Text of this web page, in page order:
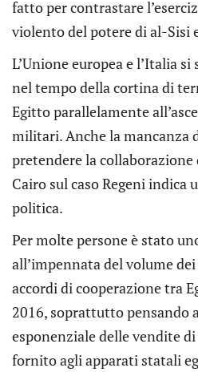
fatto per contrastare
violento del potere di al-Sisi
L’Unione europea e l’Italia
nel tempo della cortina di
Egitto parallelamente
militari. Anche la mancanza
pretendere la
Cairo sul caso Regeni indica
politica.
Per molte persone è stato
all’impennata del volume
accordi di cooperazione tra
2016, soprattutto pensando
esponenziale delle vendite
fornito agli apparati statali